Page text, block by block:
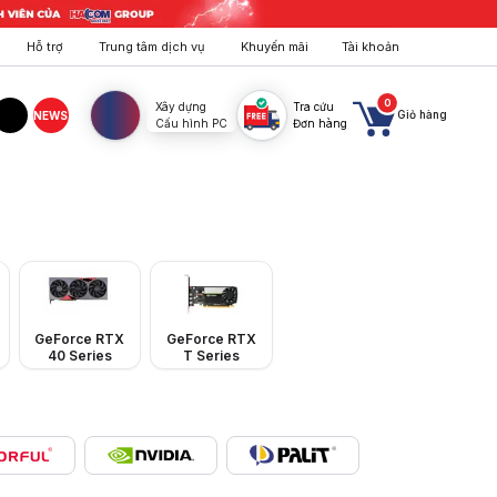
Hỗ trợ Trung tâm dịch vụ Khuyến mãi Tài khoản
TikTok
NEWS
Xây dựng
Cấu hình PC
Tra cứu
Đơn hàng
0
Giỏ hàng
GeForce RTX
40 Series
GeForce RTX
T Series